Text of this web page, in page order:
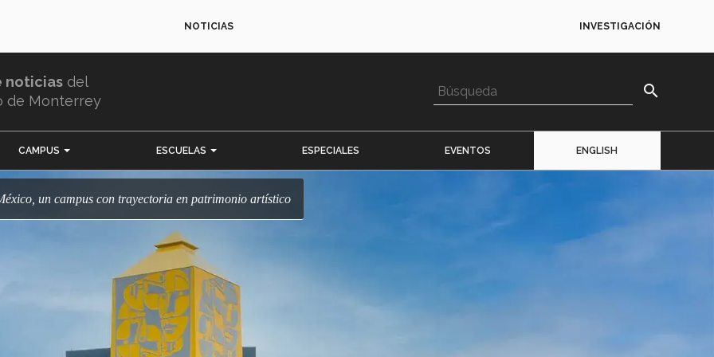
NOTICIAS INVESTIGACIÓN
noticias del
de Monterrey
search
CAMPUS ESCUELAS ESPECIALES EVENTOS ENGLISH
México, un campus con trayectoria en patrimonio artístico